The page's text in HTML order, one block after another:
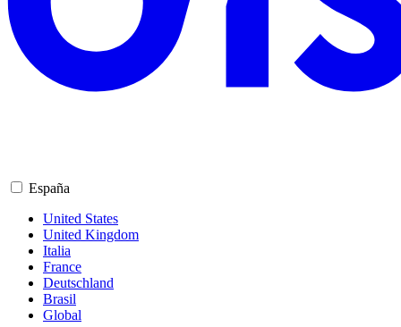
España
United States
United Kingdom
Italia
France
Deutschland
Brasil
Global